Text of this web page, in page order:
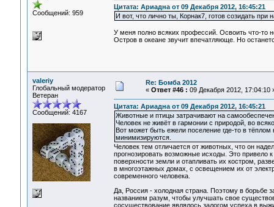
Сообщений: 959
Цитата: Ариадна от 09 Декабря 2012, 16:45:21
И вот, что лично ты, Корнак7, готов созидать
У меня полно всяких профессий. Освоить что-то
Остров в океане звучит впечатляюще. Но
valeriy
Глобальный модератор
Ветеран
Сообщений: 4167
Re: Бомба 2012
« Ответ #46 : 09 Декабря 2012, 17:04:10
Цитата: Ариадна от 09 Декабря 2012, 16:45:21
Животные и птицы затрачивают на
Человек не живёт в гармонии с природой, во
Вот может быть ежели поселение где-то в
минимизируются.
Человек тем отличается от животных, что он
прогнозировать возможные исходы. Это привело
поверхности земли и отапливать их костром,
в многоэтажных домах, с освещением их от
современного человека.
Да, Россия - холодная страна. Поэтому в борьбе
названием разум, чтобы улучшать свое
сосуществование являлось залогом успеха в